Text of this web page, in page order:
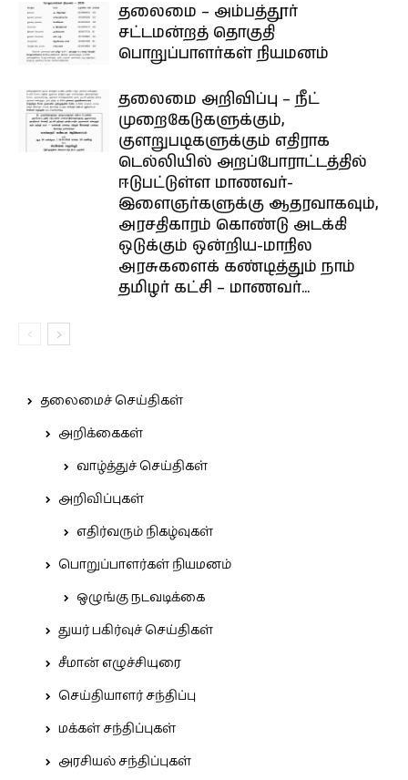
தலைமை – அம்பத்தூர்
சட்டமன்றத் தொகுதி
பொறுப்பாளர்கள் நியமனம்
தலைமை அறிவிப்பு – நீட்
முறைகேடுகளுக்கும்,
குளறுபடிகளுக்கும் எதிராக
டெல்லியில் அறப்போராட்டத்தில்
ஈடுபட்டுள்ள மாணவர்-
இளைஞர்களுக்கு ஆதரவாகவும்,
அரசதிகாரம் கொண்டு அடக்கி
ஒடுக்கும் ஒன்றிய-மாநில
அரசுகளைக் கண்டித்தும் நாம்
தமிழர் கட்சி – மாணவர்...
தலைமைச் செய்திகள்
அறிக்கைகள்
வாழ்த்துச் செய்திகள்
அறிவிப்புகள்
எதிர்வரும் நிகழ்வுகள்
பொறுப்பாளர்கள் நியமனம்
ஒழுங்கு நடவடிக்கை
துயர் பகிர்வுச் செய்திகள்
சீமான் எழுச்சியுரை
செய்தியாளர் சந்திப்பு
மக்கள் சந்திப்புகள்
அரசியல் சந்திப்புகள்